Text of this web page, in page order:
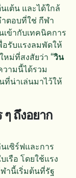
เต้น และได้ใกล้
ตอบที่ใช่ กีฬา
ข้ากับเทคนิคการ
อรับแรงลมพัดให้
หม่ที่สงสัยว่า “วิน
ามนี้ได้รวม
น่าเล่นมาไว้ให้
ๆ ถึงอยาก
เซิร์ฟและการ
เรือ โดยใช้แรง
านี้เริ่มต้นที่รัฐ